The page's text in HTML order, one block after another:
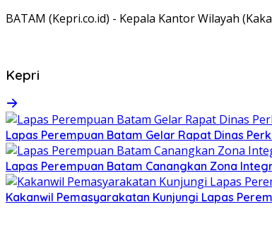
BATAM (Kepri.co.id) - Kepala Kantor Wilayah
Kepri
Lapas Perempuan Batam Gelar Rapat Dinas
Lapas Perempuan Batam Canangkan Zona
Kakanwil Pemasyarakatan Kunjungi Lapas